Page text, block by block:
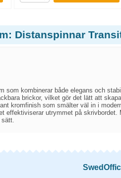
Distanspinnar
som kombinerar både elegans och
brickor, vilket gör det lätt att
kromfinish som smälter väl in i
effektiviserar utrymmet på
sätt.